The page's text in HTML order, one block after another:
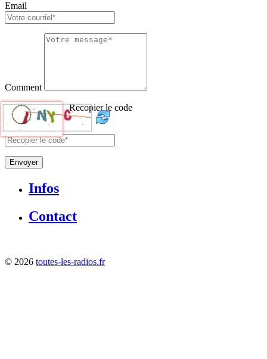
Email
Comment
Recopier le code
Envoyer
Infos
Contact
© 2026 toutes-les-radios.fr